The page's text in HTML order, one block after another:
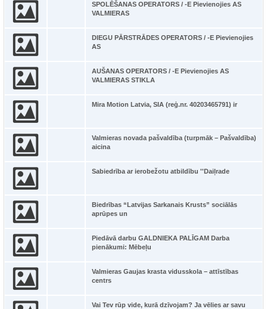
SPOLĒŠANAS OPERATORS / -E Pievienojies AS
VALMIERAS
DIEGU PĀRSTRĀDES OPERATORS / -E Pievienojies
AS
AUŠANAS OPERATORS / -E Pievienojies AS
VALMIERAS STIKLA
Mira Motion Latvia, SIA (reģ.nr. 40203465791) ir
Valmieras novada pašvaldība (turpmāk – Pašvaldība)
aicina
Sabiedrība ar ierobežotu atbildību ''Daiļrade
Biedrības “Latvijas Sarkanais Krusts” sociālās
aprūpes un
Piedāvā darbu GALDNIEKA PALĪGAM Darba
pienākumi: Mēbeļu
Valmieras Gaujas krasta vidusskola – attīstības
centrs
Vai Tev rūp vide, kurā dzīvojam? Ja vēlies ar savu